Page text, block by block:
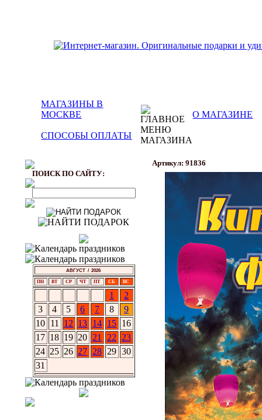
МАГАЗИНЫ В
МОСКВЕ
О МАГАЗИНЕ
СПОСОБЫ ОПЛАТЫ
ПОИСК ПО САЙТУ:
АВГУСТ / 2026
ПН ВТ СР ЧТ ПТ СБ ВС
1
2
3
4 5 6 7 8
9
10 11 12 13 14 15 16
17 18 19 20 21 22
23
24 25 26 27 28 29 30
31
Артикул: 91836